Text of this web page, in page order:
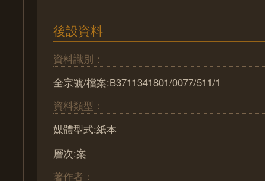
後設資料
資料識別：
全宗號/檔案:B3711341801/0077/511/1
資料類型：
媒體型式:紙本
層次:案
著作者：